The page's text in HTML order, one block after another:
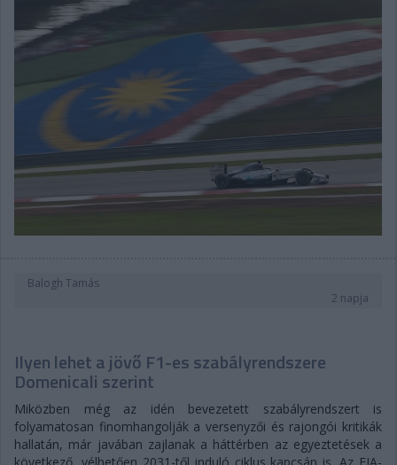
Balogh Tamás
2 napja
Ilyen lehet a jövő F1-es szabályrendszere
Domenicali szerint
Miközben még az idén bevezetett szabályrendszert is
folyamatosan finomhangolják a versenyzői és rajongói kritikák
hallatán, már javában zajlanak a háttérben az egyeztetések a
következő, vélhetően 2031-től induló ciklus kapcsán is. Az FIA-